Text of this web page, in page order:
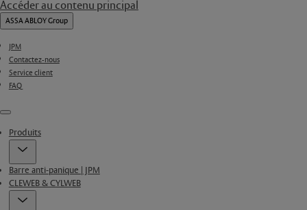
Accéder au contenu principal
ASSA ABLOY Group
JPM
Contactez-nous
Service client
FAQ
Menu
Produits
Barre anti-panique | JPM
CLEWEB & CYLWEB